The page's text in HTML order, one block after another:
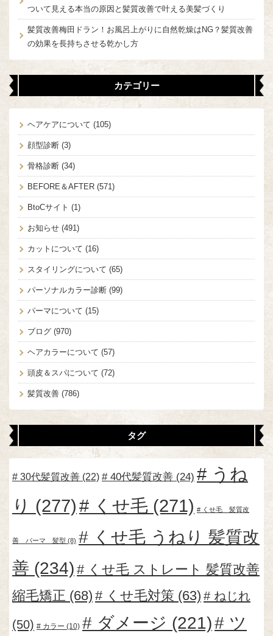
ついて見える本当の原因と髪質改善で叶える美髪づくり
髪質改善梅田ドラン！お風呂上がりに自然乾燥はNG？髪質改善
の効果を長持ちさせる乾かし方
カテゴリー
ヘアケアについて (105)
顔型診断 (3)
骨格診断 (34)
BEFORE＆AFTER (571)
BtoCサイト (1)
お知らせ (491)
カットについて (16)
スタイリングについて (65)
パーソナルカラー診断 (99)
パーマについて (15)
ブログ (970)
ヘアカラーについて (57)
頭皮＆スパについて (72)
髪質改善 (786)
タグ
30代髪質改善 (22) 40代髪質改善 (24)
うね
り (277) くせ毛 (271) くせ毛 髪質改
善 パーマ 髪型 (8)
くせ毛 うねり 髪質改
善 (234)
くせ毛 ストレート 髪質改善
縮毛矯正 (68) くせ毛対策 (63) ねじれ
(50) カラー (10) ダメージ (221)
ツ